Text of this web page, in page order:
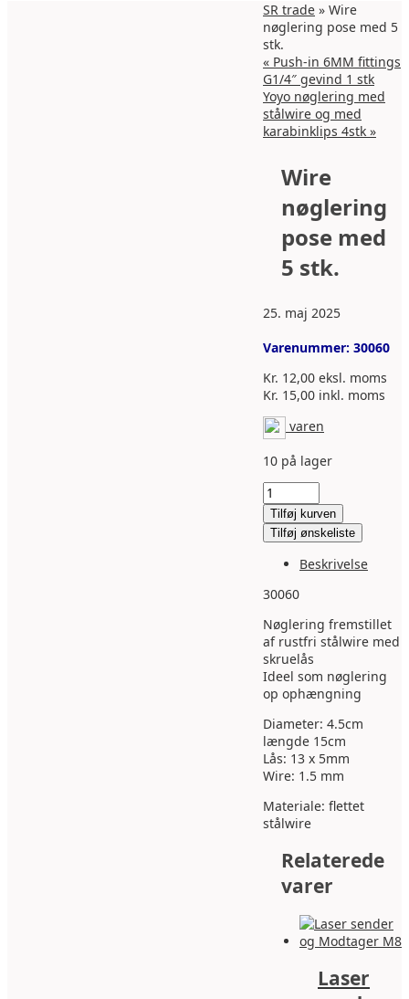
SR trade » Wire
nøglering pose med 5
stk.
« Push-in 6MM fittings
G1/4″ gevind 1 stk
Yoyo nøglering med
stålwire og med
karabinklips 4stk »
Wire
nøglering
pose med
5 stk.
25. maj 2025
Varenummer: 30060
Kr. 12,00 eksl. moms
Kr. 15,00 inkl. moms
varen
10 på lager
Wire
nøglering
pose
med
antal
Tilføj kurven
Tilføj ønskeliste
Beskrivelse
30060
Nøglering fremstillet
af rustfri stålwire med
skruelås
Ideel som nøglering
op ophængning
Diameter: 4.5cm
længde 15cm
Lås: 13 x 5mm
Wire: 1.5 mm
Materiale: flettet
stålwire
Relaterede
varer
Laser